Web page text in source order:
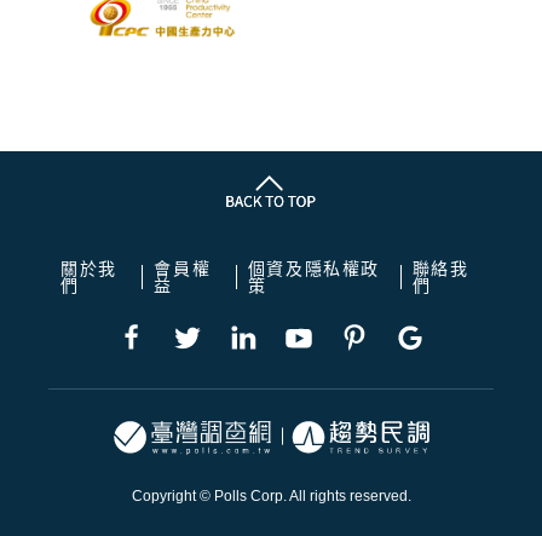
關於我
們
會員權
益
個資及隱私權政
策
聯絡我
們
Copyright © Polls Corp. All rights reserved.